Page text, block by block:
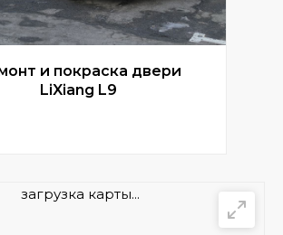
и покраска двери
LiXiang L9
загрузка карты...